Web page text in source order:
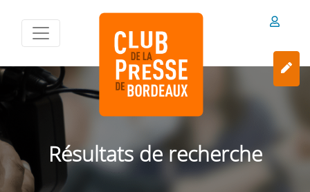
Résultats de recherche